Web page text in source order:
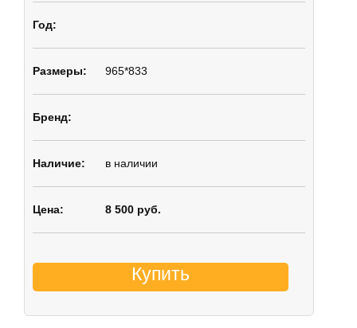
965*833
в наличии
8 500 руб.
Купить